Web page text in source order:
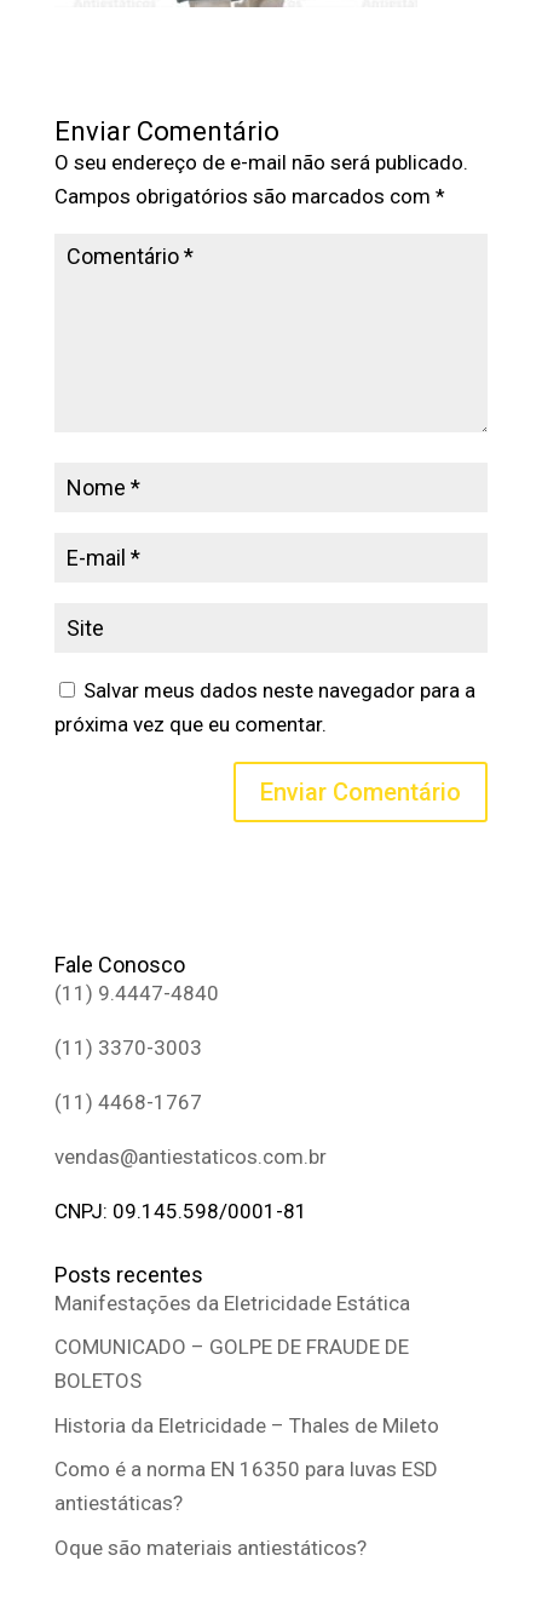
Enviar Comentário
O seu endereço de e-mail não será publicado.
Campos obrigatórios são marcados com *
Salvar meus dados neste navegador para a
próxima vez que eu comentar.
Fale Conosco
(11) 9.4447-4840
(11) 3370-3003
(11) 4468-1767
vendas@antiestaticos.com.br
CNPJ: 09.145.598/0001-81
Posts recentes
Manifestações da Eletricidade Estática
COMUNICADO – GOLPE DE FRAUDE DE
BOLETOS
Historia da Eletricidade – Thales de Mileto
Como é a norma EN 16350 para luvas ESD
antiestáticas?
Oque são materiais antiestáticos?